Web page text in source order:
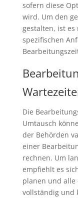
sofern diese
wird. Um den
gestalten, ist es
spezifischen
Die
Umtausch
der Behörden
einer
rechnen. Um
empfiehlt es
planen und alle
vollständig und